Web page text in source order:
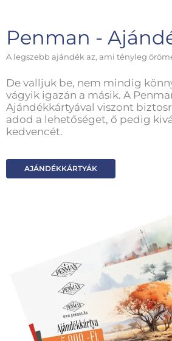
Penman -
A legszebb ajándék az, ami tényleg
De valljuk be, nem mindig
vágyik igazán a másik. A
Ajándékkártyával viszont
adod a lehetőséget, ő pedig
kedvencét.
AJÁNDÉKKÁRTYÁK